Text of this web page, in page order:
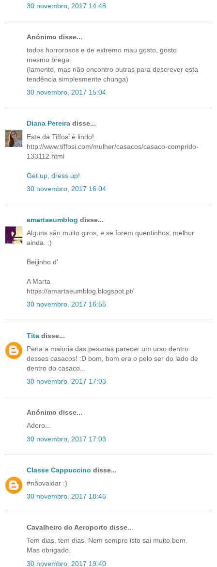
30 novembro, 2017 14:48
Anónimo disse...
todos horrorosos e de extremo mau gosto, gosto
mesmo brega.
(lamento, mas não encontro outras para descrever esta
tendência simplesmente chunga)
30 novembro, 2017 15:04
Diana Pereira disse...
Este da Tiffosi é lindo!
http://www.tiffosi.com/mulher/casacos/casaco-comprido-
133112.html
Get up, dress up!
30 novembro, 2017 16:04
amartaeumblog disse...
Alguns são muito giros, e se forem quentinhos, melhor
ainda. :)
Beijinho d'
A Marta
https://amartaeumblog.blogspot.pt/
30 novembro, 2017 16:55
Tita disse...
Pena a maioria das pessoas parecer um urso dentro
desses casacos! :D bom, bom era o pelo ser do lado de
dentro do casaco...
30 novembro, 2017 17:03
Anónimo disse...
Adoro...
30 novembro, 2017 17:03
Classe Cappuccino disse...
#nãovaidar :)
30 novembro, 2017 18:46
Cavalheiro do Aeroporto disse...
Tem dias, tem dias. Nem sempre isto sai muito bem.
Mas obrigado.
30 novembro, 2017 19:40